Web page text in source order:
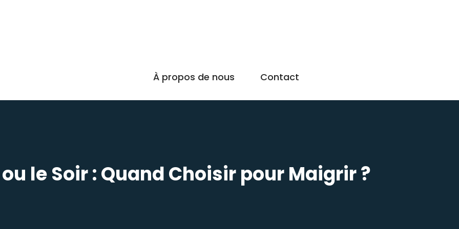
À propos de nous Contact
le Soir : Quand Choisir pour Maigrir ?